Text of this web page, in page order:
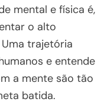
mental e física é,
o alto
trajetória
e entende
a mente são tão
batida.